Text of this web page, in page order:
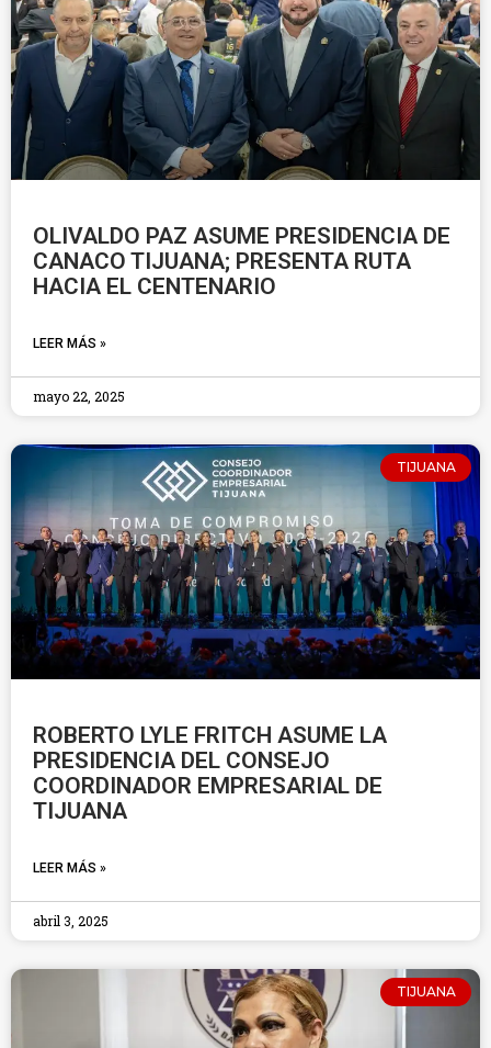
OLIVALDO PAZ ASUME PRESIDENCIA DE
CANACO TIJUANA; PRESENTA RUTA
HACIA EL CENTENARIO
LEER MÁS »
mayo 22, 2025
TIJUANA
ROBERTO LYLE FRITCH ASUME LA
PRESIDENCIA DEL CONSEJO
COORDINADOR EMPRESARIAL DE
TIJUANA
LEER MÁS »
abril 3, 2025
TIJUANA